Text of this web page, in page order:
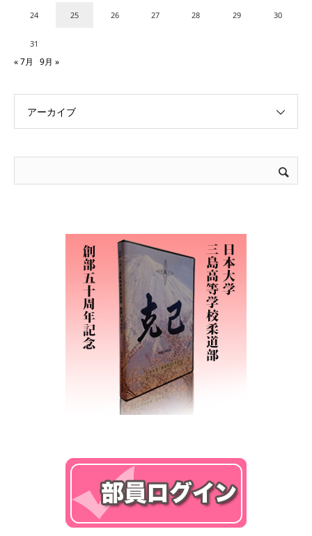
24 25 26 27 28 29 30
31
« 7月 9月 »
アーカイブ